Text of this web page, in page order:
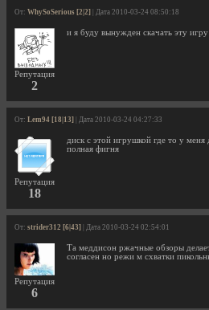
От: WhySoSerious [2|2] | Дата 2010-03-24 08:50:18
Репутация
2
и я буду вынужден скачать эту игру
От: Lem94 [18|13] | Дата 2010-03-24 04:27:33
Репутация
18
диск с этой игрушкой где то у меня
полная фигня
От: strider312 [6|43] | Дата 2010-03-24 02:54:01
Репутация
6
Та меддисон ржачные обзоры
согласен но режи м схватки